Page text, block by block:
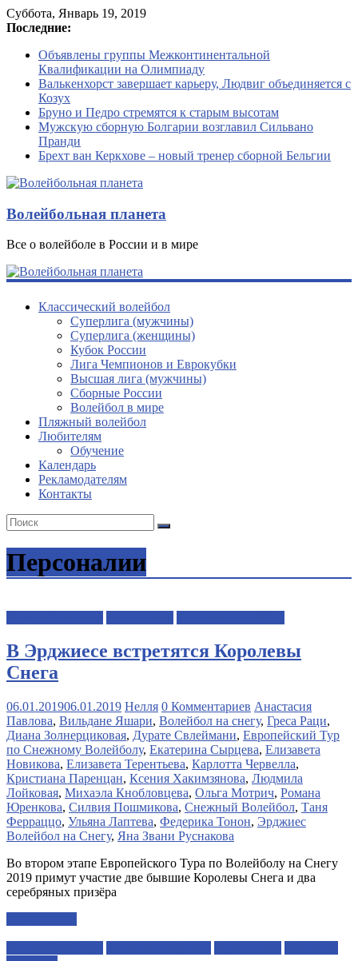
Суббота, Январь 19, 2019
Последние:
Объявлены группы Межконтинентальной
Квалификации на Олимпиаду
Валькенхорст завершает карьеру, Людвиг объединяется с
Козух
Бруно и Педро стремятся к старым высотам
Мужскую сборную Болгарии возглавил Сильвано
Пранди
Брехт ван Керкхове – новый тренер сборной Бельгии
Волейбольная планета
Все о волейболе в России и в мире
Классический волейбол
Суперлига (мужчины)
Суперлига (женщины)
Кубок России
Лига Чемпионов и Еврокубки
Высшая лига (мужчины)
Сборные России
Волейбол в мире
Пляжный волейбол
Любителям
Обучение
Календарь
Рекламодателям
Контакты
Персоналии
В Эрджиесе встретятся Королевы
Снега
06.01.201906.01.2019 Нелля 0 Комментариев Анастасия
Павлова, Вильдане Яшари, Волейбол на снегу, Греса Раци,
Диана Золнерциковая, Дурате Свлеймани, Европейский Тур
по Снежному Волейболу, Екатерина Сырцева, Елизавета
Новикова, Елизавета Терентьева, Карлотта Червелла,
Кристиана Паренцан, Ксения Хакимзянова, Людмила
Лойковая, Михаэла Кнобловцева, Ольга Мотрич, Романа
Юренкова, Силвия Пошмикова, Снежный Волейбол, Таня
Ферраццо, Ульяна Лаптева, Федерика Тонон, Эрджиес
Волейбол на Снегу, Яна Звани Руснакова
Во втором этапе Европейского Тура по Волейболу на Снегу
2019 примут участие две бывшие Королевы Снега и два
серебряных призёра